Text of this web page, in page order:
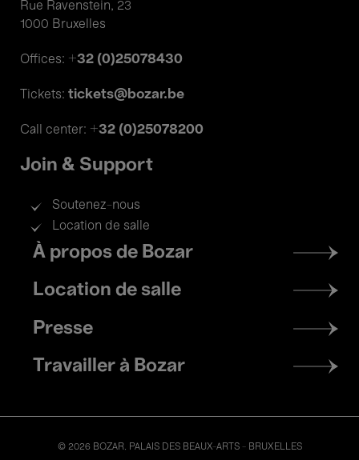
Rue Ravenstein, 23
1000 Bruxelles
Offices: +32 (0)25078430
Tickets: tickets@bozar.be
Call center: +32 (0)25078200
Join & Support
Soutenez-nous
Location de salle
Footer
menu
À propos de Bozar
Location de salle
Presse
Travailler à Bozar
© 2026 BOZAR. PALAIS DES BEAUX-ARTS - BRUXELLES